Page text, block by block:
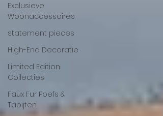
Exclusieve
Woonaccessoires
statement pieces
High-End Decoratie
Limited Edition
Collecties
Faux Fur Poefs &
Tapijten